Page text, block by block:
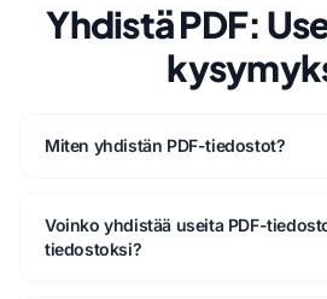
Yhdistä PDF:
Miten yhdistän PDF-tiedostot?
Voinko yhdistää useita PDF-
tiedostoksi?